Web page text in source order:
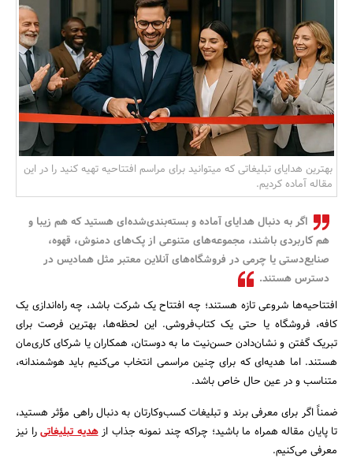
بانک، بیمه و سرمایه
مسکن و ساختمان
بهترین هدایای تبلیغاتی که میتوانید برای مراسم افتتاحیه تهیه کنید را در این
مقاله آماده کردیم.
اگر به دنبال هدایای آماده و بسته‌بندی‌شده‌ای هستید که هم زیبا و
هم کاربردی باشند، مجموعه‌های متنوعی از پک‌های دمنوش، قهوه،
صنایع‌دستی یا چرمی در فروشگاه‌های آنلاین معتبر مثل همادیس در
دسترس هستند.
افتتاحیه‌ها شروعی تازه هستند؛ چه افتتاح یک شرکت باشد، چه راه‌اندازی یک
کافه، فروشگاه یا حتی یک کتاب‌فروشی. این لحظه‌ها، بهترین فرصت برای
تبریک گفتن و نشان‌دادن حسن‌نیت ما به دوستان، همکاران یا شرکای کاری‌مان
هستند. اما هدیه‌ای که برای چنین مراسمی انتخاب می‌کنیم باید هوشمندانه،
متناسب و در عین حال خاص باشد.
ضمناً اگر برای معرفی برند و تبلیغات کسب‌وکارتان به دنبال راهی مؤثر هستید،
تا پایان مقاله همراه ما باشید؛ چراکه چند نمونه جذاب ازهدیه تبلیغاتیرا نیز
معرفی می‌کنیم.